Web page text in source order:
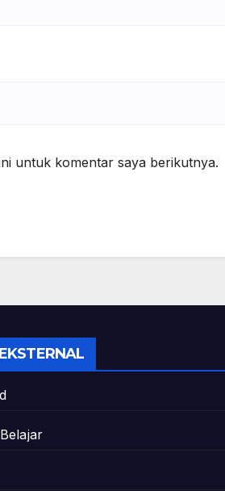
untuk komentar saya berikutnya.